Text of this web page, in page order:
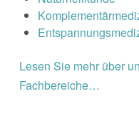
Lesen Sie mehr über
Fachbereiche…